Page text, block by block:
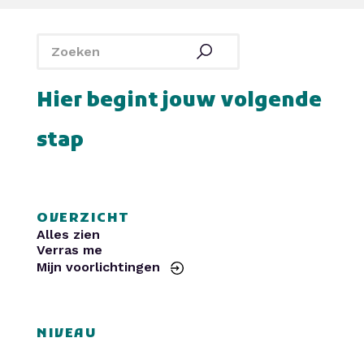
HAVO Voorlichtingen
Hier begint jouw volgende
stap
OVERZICHT
Alles zien
Verras me
Mijn voorlichtingen
NIVEAU